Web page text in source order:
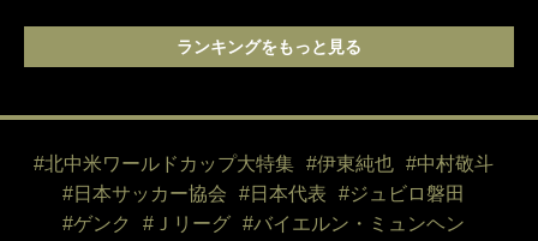
ランキングをもっと見る
#北中米ワールドカップ大特集 #伊東純也
#中村敬斗
#日本サッカー協会
#日本代表
#ジュビロ磐田
#ゲンク
#Ｊリーグ
#バイエルン・ミュンヘン